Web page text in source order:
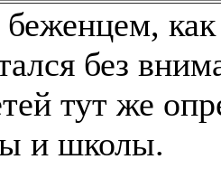
беженцем,
без
тут же
и школы.